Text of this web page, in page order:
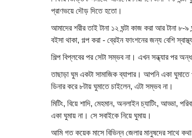
প্রাণভয়ে দৌড় দিতে হতো।
আমাদের শরীর তাই টানা ১২ ঘন্টা কাজ করা আর টানা ৮-৯
বইসা থাকা, গল্প করা - ব্রেইন ফাংশনের জন্য বেশি
শিল্প বিপ্লবের পর সেটা সম্ভব না। এখন সন্ধ্যার পর
তাছাড়া ঘুম একটা সামাজিক ব্যাপার। আপনি একা
ডিনার করে ৮টায় ঘুমাতে চাইলেন, এটা সম্ভব না।
মিটিং, বিয়ে শাদি, মেহমান, অনলাইন চ্যাটিং, আড্ডা,
একা ঘুমায় না। সে সবাইকে নিয়ে ঘুমায়।
আমি গত কয়েক মাসে বিভিন্ন জেলার মানুষদের সাথে